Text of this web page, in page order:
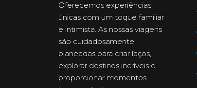
Oferecemos experiências
únicas com um toque familiar
e intimista. As nossas viagens
são cuidadosamente
planeadas para criar laços,
explorar destinos incríveis e
proporcionar momentos